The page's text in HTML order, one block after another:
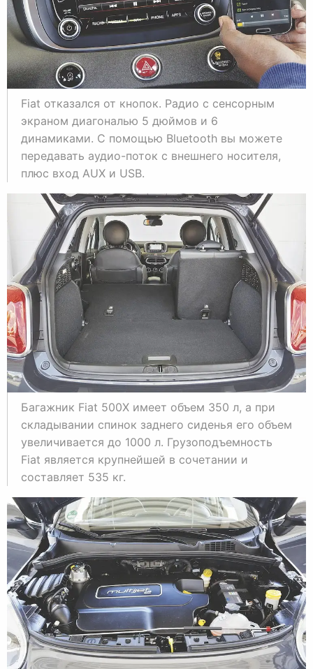
Fiat отказался от кнопок. Радио с сенсорным
экраном диагональю 5 дюймов и 6
динамиками. С помощью Bluetooth вы можете
передавать аудио-поток с внешнего носителя,
плюс вход AUX и USB.
Багажник Fiat 500X имеет объем 350 л, а при
складывании спинок заднего сиденья его объем
увеличивается до 1000 л. Грузоподъемность
Fiat является крупнейшей в сочетании и
составляет 535 кг.